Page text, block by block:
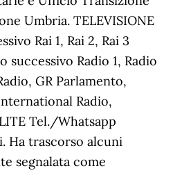
Umbria. TELEVISIONE
Rai 1, Rai 2, Rai 3
successivo Radio 1, Radio
GR Parlamento,
Radio,
Tel./Whatsapp
Ha trascorso alcuni
segnalata come